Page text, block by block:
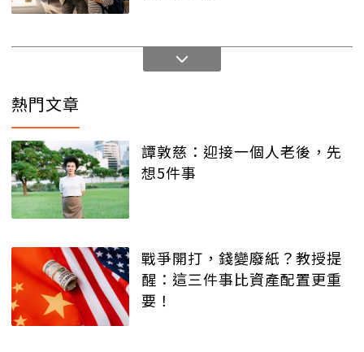
熱門文章
譚敦慈：迎接一個人老後，先
想5件事
戰爭開打，錢變廢紙？教授提
醒：這三件事比資產配置更重
要！